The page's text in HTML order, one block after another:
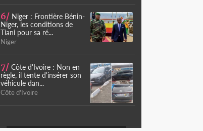
6/ Niger : Frontière Bénin-
Niger, les conditions de
Tiani pour sa ré...
Niger
7/ Côte d'Ivoire : Non en
règle, il tente d'insérer son
véhicule dan...
Côte d'Ivoire